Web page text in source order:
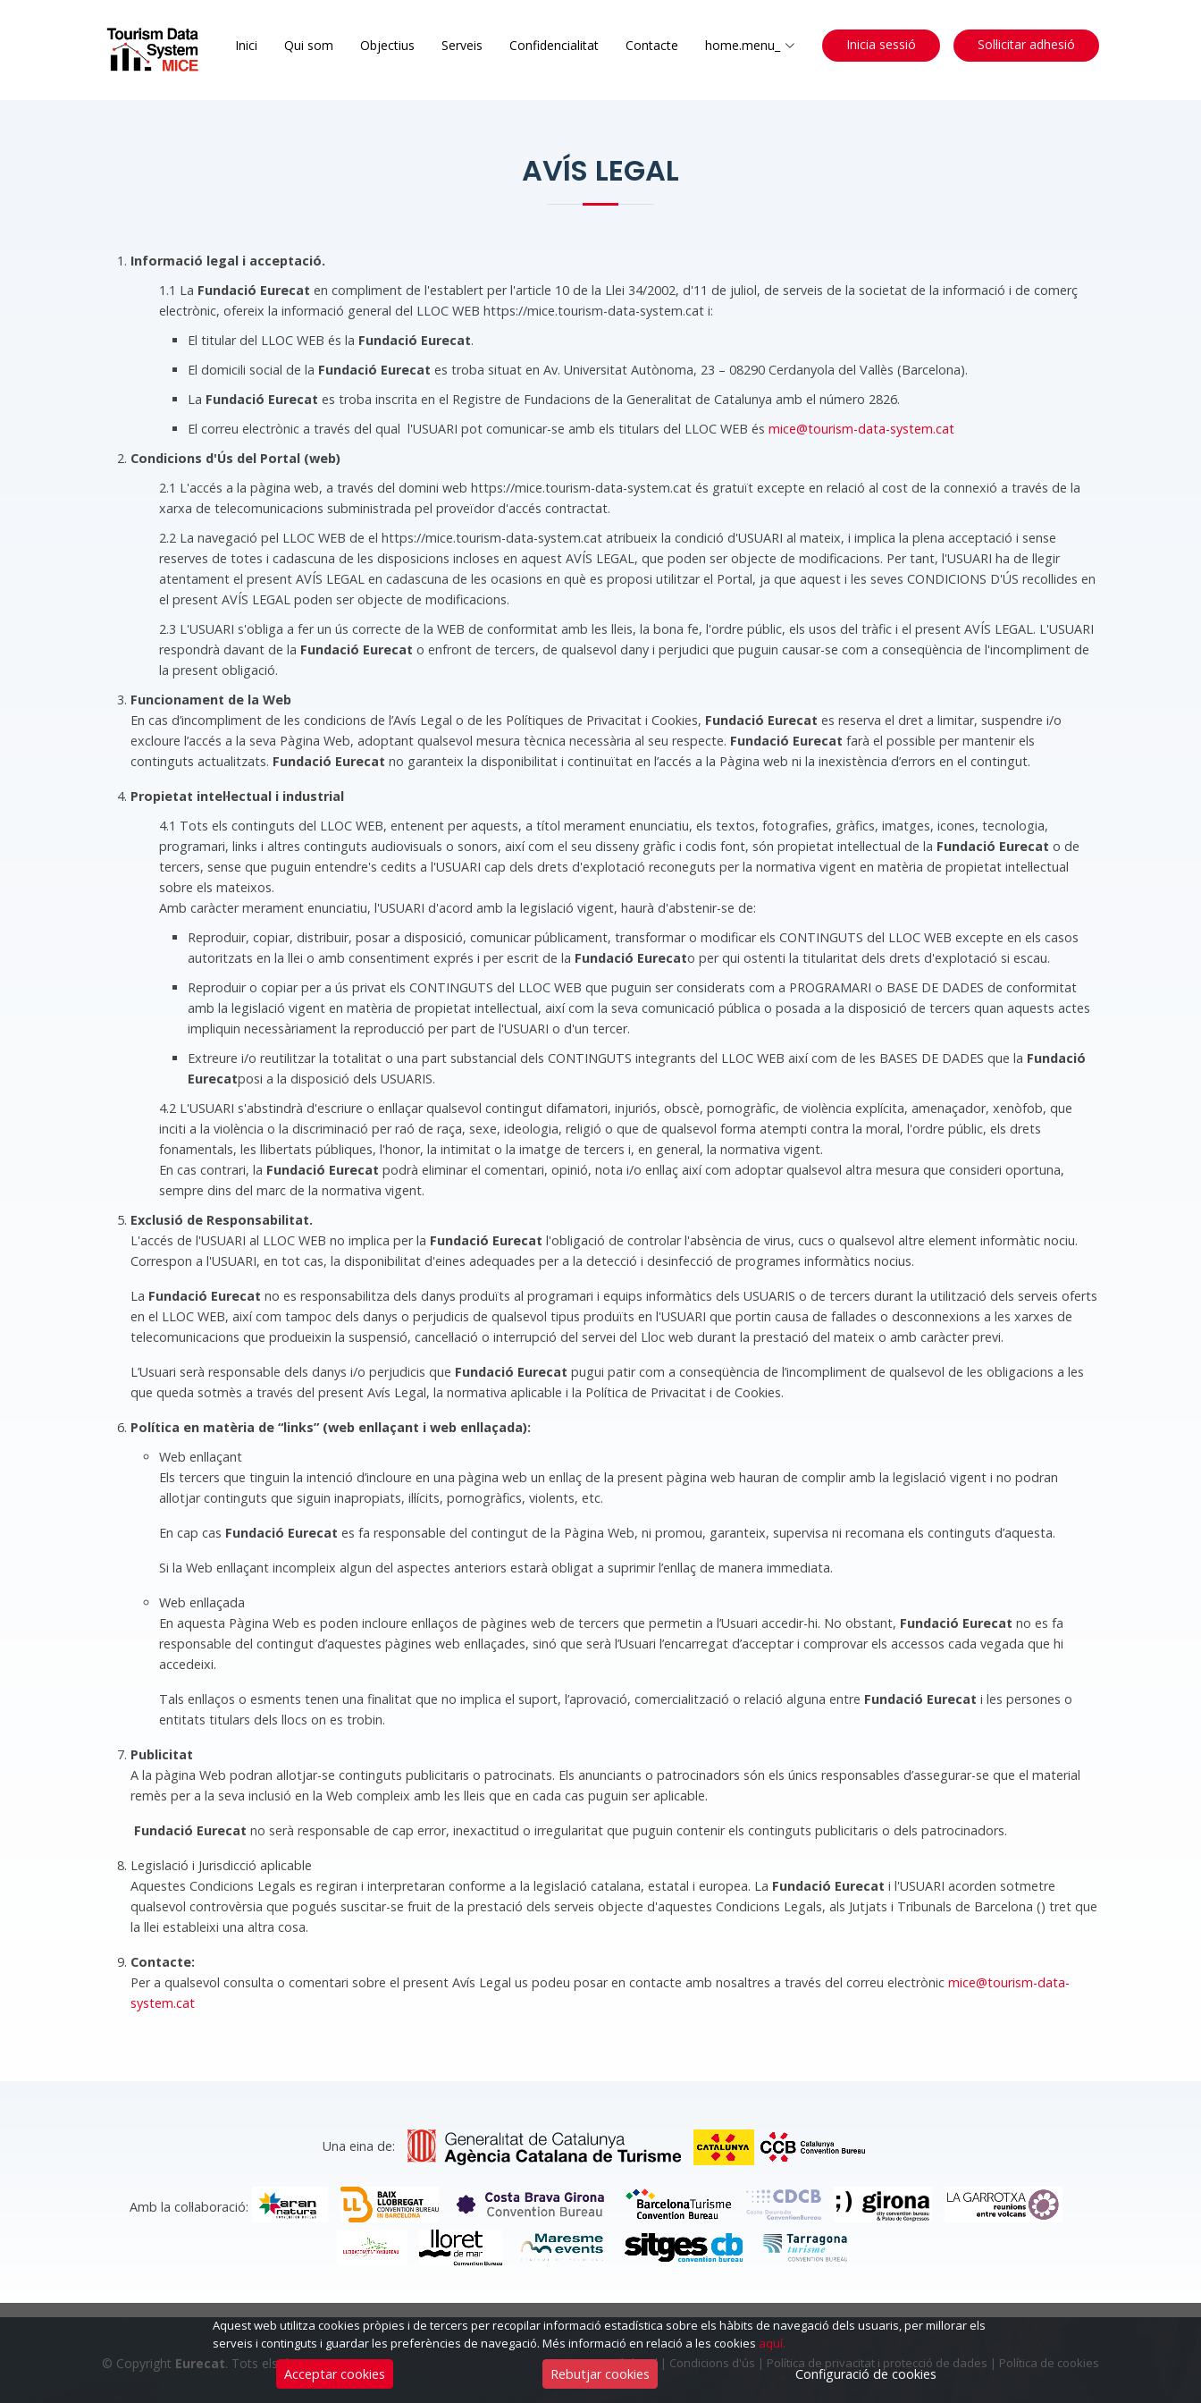
Inici Qui som Objectius Serveis Confidencialitat Contacte home.menu_ Inicia sessió Sol·licitar adhesió
AVÍS LEGAL
Informació legal i acceptació.
1.1 La Fundació Eurecat en compliment de l'establert per l'article 10 de la Llei 34/2002, d'11 de juliol, de serveis de la societat de la informació i de comerç
electrònic, ofereix la informació general del LLOC WEB https://mice.tourism-data-system.cat i:
El titular del LLOC WEB és la Fundació Eurecat.
El domicili social de la Fundació Eurecat es troba situat en Av. Universitat Autònoma, 23 – 08290 Cerdanyola del Vallès (Barcelona).
La Fundació Eurecat es troba inscrita en el Registre de Fundacions de la Generalitat de Catalunya amb el número 2826.
El correu electrònic a través del qual l'USUARI pot comunicar-se amb els titulars del LLOC WEB és mice@tourism-data-system.cat
Condicions d'Ús del Portal (web)
2.1 L'accés a la pàgina web, a través del domini web https://mice.tourism-data-system.cat és gratuït excepte en relació al cost de la connexió a través de la
xarxa de telecomunicacions subministrada pel proveïdor d'accés contractat.
2.2 La navegació pel LLOC WEB de el https://mice.tourism-data-system.cat atribueix la condició d'USUARI al mateix, i implica la plena acceptació i sense
reserves de totes i cadascuna de les disposicions incloses en aquest AVÍS LEGAL, que poden ser objecte de modificacions. Per tant, l'USUARI ha de llegir
atentament el present AVÍS LEGAL en cadascuna de les ocasions en què es proposi utilitzar el Portal, ja que aquest i les seves CONDICIONS D'ÚS recollides en
el present AVÍS LEGAL poden ser objecte de modificacions.
2.3 L'USUARI s'obliga a fer un ús correcte de la WEB de conformitat amb les lleis, la bona fe, l'ordre públic, els usos del tràfic i el present AVÍS LEGAL. L'USUARI
respondrà davant de la Fundació Eurecat o enfront de tercers, de qualsevol dany i perjudici que puguin causar-se com a conseqüència de l'incompliment de
la present obligació.
Funcionament de la Web
En cas d’incompliment de les condicions de l’Avís Legal o de les Polítiques de Privacitat i Cookies, Fundació Eurecat es reserva el dret a limitar, suspendre i/o
excloure l’accés a la seva Pàgina Web, adoptant qualsevol mesura tècnica necessària al seu respecte. Fundació Eurecat farà el possible per mantenir els
continguts actualitzats. Fundació Eurecat no garanteix la disponibilitat i continuïtat en l’accés a la Pàgina web ni la inexistència d’errors en el contingut.
Propietat intel·lectual i industrial
4.1 Tots els continguts del LLOC WEB, entenent per aquests, a títol merament enunciatiu, els textos, fotografies, gràfics, imatges, icones, tecnologia,
programari, links i altres continguts audiovisuals o sonors, així com el seu disseny gràfic i codis font, són propietat intel·lectual de la Fundació Eurecat o de
tercers, sense que puguin entendre's cedits a l'USUARI cap dels drets d'explotació reconeguts per la normativa vigent en matèria de propietat intel·lectual
sobre els mateixos.
Amb caràcter merament enunciatiu, l'USUARI d'acord amb la legislació vigent, haurà d'abstenir-se de:
Reproduir, copiar, distribuir, posar a disposició, comunicar públicament, transformar o modificar els CONTINGUTS del LLOC WEB excepte en els casos
autoritzats en la llei o amb consentiment exprés i per escrit de la Fundació Eurecato per qui ostenti la titularitat dels drets d'explotació si escau.
Reproduir o copiar per a ús privat els CONTINGUTS del LLOC WEB que puguin ser considerats com a PROGRAMARI o BASE DE DADES de conformitat
amb la legislació vigent en matèria de propietat intel·lectual, així com la seva comunicació pública o posada a la disposició de tercers quan aquests actes
impliquin necessàriament la reproducció per part de l'USUARI o d'un tercer.
Extreure i/o reutilitzar la totalitat o una part substancial dels CONTINGUTS integrants del LLOC WEB així com de les BASES DE DADES que la Fundació
Eurecatposi a la disposició dels USUARIS.
4.2 L'USUARI s'abstindrà d'escriure o enllaçar qualsevol contingut difamatori, injuriós, obscè, pornogràfic, de violència explícita, amenaçador, xenòfob, que
inciti a la violència o la discriminació per raó de raça, sexe, ideologia, religió o que de qualsevol forma atempti contra la moral, l'ordre públic, els drets
fonamentals, les llibertats públiques, l'honor, la intimitat o la imatge de tercers i, en general, la normativa vigent.
En cas contrari, la Fundació Eurecat podrà eliminar el comentari, opinió, nota i/o enllaç així com adoptar qualsevol altra mesura que consideri oportuna,
sempre dins del marc de la normativa vigent.
Exclusió de Responsabilitat.
L'accés de l'USUARI al LLOC WEB no implica per la Fundació Eurecat l'obligació de controlar l'absència de virus, cucs o qualsevol altre element informàtic nociu.
Correspon a l'USUARI, en tot cas, la disponibilitat d'eines adequades per a la detecció i desinfecció de programes informàtics nocius.
La Fundació Eurecat no es responsabilitza dels danys produïts al programari i equips informàtics dels USUARIS o de tercers durant la utilització dels serveis oferts
en el LLOC WEB, així com tampoc dels danys o perjudicis de qualsevol tipus produïts en l'USUARI que portin causa de fallades o desconnexions a les xarxes de
telecomunicacions que produeixin la suspensió, cancel·lació o interrupció del servei del Lloc web durant la prestació del mateix o amb caràcter previ.
L’Usuari serà responsable dels danys i/o perjudicis que Fundació Eurecat pugui patir com a conseqüència de l’incompliment de qualsevol de les obligacions a les
que queda sotmès a través del present Avís Legal, la normativa aplicable i la Política de Privacitat i de Cookies.
Política en matèria de “links” (web enllaçant i web enllaçada):
Web enllaçant
Els tercers que tinguin la intenció d’incloure en una pàgina web un enllaç de la present pàgina web hauran de complir amb la legislació vigent i no podran
allotjar continguts que siguin inapropiats, il·lícits, pornogràfics, violents, etc.
En cap cas Fundació Eurecat es fa responsable del contingut de la Pàgina Web, ni promou, garanteix, supervisa ni recomana els continguts d’aquesta.
Si la Web enllaçant incompleix algun del aspectes anteriors estarà obligat a suprimir l’enllaç de manera immediata.
Web enllaçada
En aquesta Pàgina Web es poden incloure enllaços de pàgines web de tercers que permetin a l’Usuari accedir-hi. No obstant, Fundació Eurecat no es fa
responsable del contingut d’aquestes pàgines web enllaçades, sinó que serà l’Usuari l’encarregat d’acceptar i comprovar els accessos cada vegada que hi
accedeixi.
Tals enllaços o esments tenen una finalitat que no implica el suport, l’aprovació, comercialització o relació alguna entre Fundació Eurecat i les persones o
entitats titulars dels llocs on es trobin.
Publicitat
A la pàgina Web podran allotjar-se continguts publicitaris o patrocinats. Els anunciants o patrocinadors són els únics responsables d’assegurar-se que el material
remès per a la seva inclusió en la Web compleix amb les lleis que en cada cas puguin ser aplicable.
Fundació Eurecat no serà responsable de cap error, inexactitud o irregularitat que puguin contenir els continguts publicitaris o dels patrocinadors.
Legislació i Jurisdicció aplicable
Aquestes Condicions Legals es regiran i interpretaran conforme a la legislació catalana, estatal i europea. La Fundació Eurecat i l'USUARI acorden sotmetre
qualsevol controvèrsia que pogués suscitar-se fruit de la prestació dels serveis objecte d'aquestes Condicions Legals, als Jutjats i Tribunals de Barcelona () tret que
la llei estableixi una altra cosa.
Contacte:
Per a qualsevol consulta o comentari sobre el present Avís Legal us podeu posar en contacte amb nosaltres a través del correu electrònic mice@tourism-data-
system.cat
Una eina de:
Amb la col·laboració:
© Copyright Eurecat. Tots els drets reservats Avís legal | Condicions d'ús | Política de privacitat i protecció de dades | Política de cookies
Aquest web utilitza cookies pròpies i de tercers per recopilar informació estadística sobre els hàbits de navegació dels usuaris, per millorar els
serveis i continguts i guardar les preferències de navegació. Més informació en relació a les cookies aquí.
Acceptar cookies Rebutjar cookies Configuració de cookies